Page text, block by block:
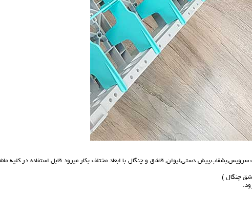
دستی,لیوان, قاشق و چنگال با ابعاد مختلف بکار میرود قابل استفاده در کلیه
چنگال )